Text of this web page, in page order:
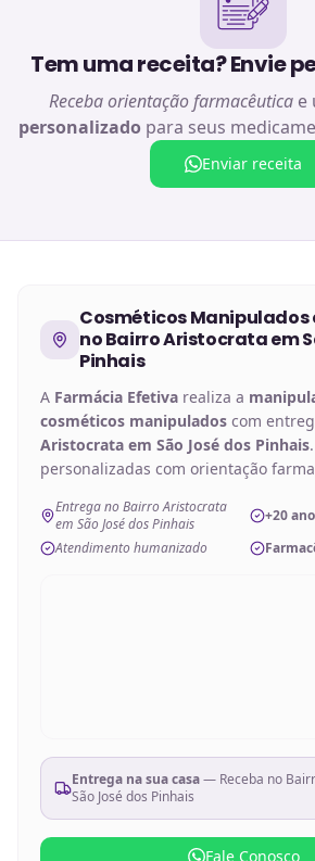
Tem uma receita? Envie
Receba orientação farmacêuticae
personalizado para seus
Enviar receita
Cosméticos Manipulados
noBairro Aristocrata em
Pinhais
A Farmácia Efetiva realiza a
cosméticos manipulados com
Aristocrata em São José dos Pinhais
personalizadas com orientação
Entrega no Bairro Aristocrata
em São José dos Pinhais
+20
Atendimento humanizado
Entrega na sua casa— Receba no
São José dos Pinhais
Fale Conosco